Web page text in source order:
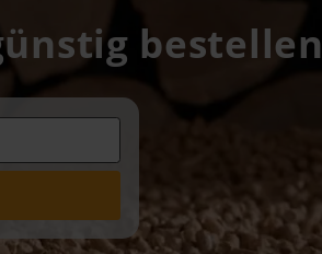
bestellen